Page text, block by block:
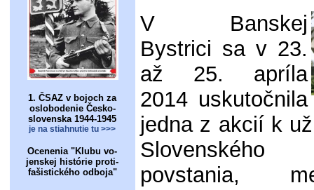
1. ČSAZ v bojoch za
oslobodenie Česko-
slovenska 1944-1945
je na stiahnutie tu >>>
Ocenenia "Klubu vo-
jenskej histórie proti-
fašistického odboja"
V Banskej
Bystrici sa v 23.
až 25. apríla
2014 uskutočnila
jedna z akcií k
Slovenského
povstania,